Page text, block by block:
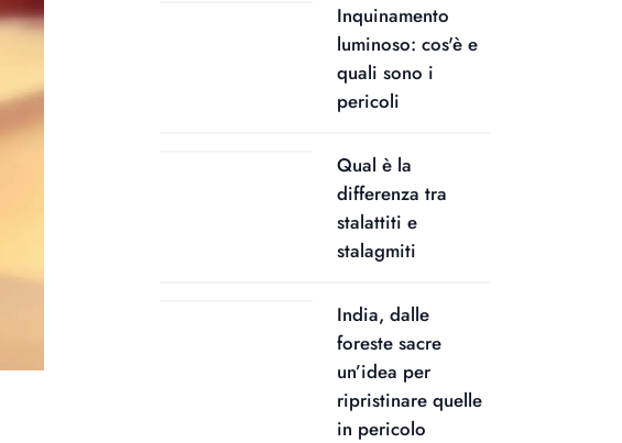
Inquinamento
luminoso: cos'è e
quali sono i
pericoli
Qual è la
differenza tra
stalattiti e
stalagmiti
India, dalle
foreste sacre
un’idea per
ripristinare quelle
in pericolo